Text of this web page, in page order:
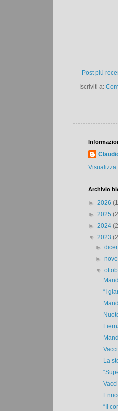
Post più
Iscriviti a:
Visualizza
Archivio
► 2026
► 2025
► 2024
▼ 2023
►
►
▼
“I
La
“Il